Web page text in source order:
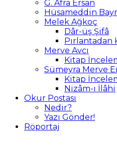
G. Afra Ersan
Hüsameddin
Melek Ağkoç
Dâr-üş Şifâ
Pırlantadan
Merve Avcı
Kitap
Sümeyra Merve
Kitap
Nizâm-ı İlâhi
Okur Postası
Nedir?
Yazı Gönder!
Röportaj